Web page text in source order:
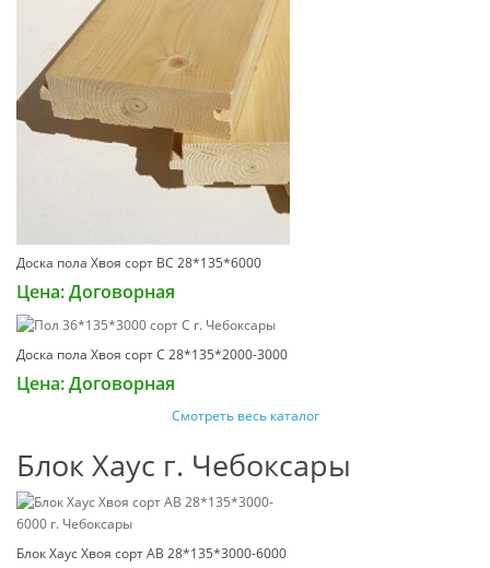
Доска пола Хвоя сорт ВС 28*135*6000
Цена: Договорная
Доска пола Хвоя сорт С 28*135*2000-3000
Цена: Договорная
Смотреть весь каталог
Блок Хаус г. Чебоксары
Блок Хаус Хвоя сорт АВ 28*135*3000-6000